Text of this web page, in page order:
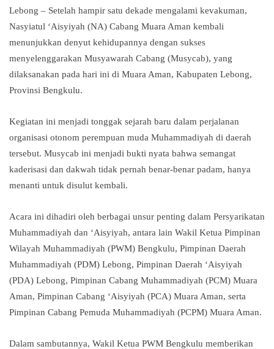
Lebong – Setelah hampir satu dekade mengalami kevakuman,
Nasyiatul ‘Aisyiyah (NA) Cabang Muara Aman kembali
menunjukkan denyut kehidupannya dengan sukses
menyelenggarakan Musyawarah Cabang (Musycab), yang
dilaksanakan pada hari ini di Muara Aman, Kabupaten Lebong,
Provinsi Bengkulu.
Kegiatan ini menjadi tonggak sejarah baru dalam perjalanan
organisasi otonom perempuan muda Muhammadiyah di daerah
tersebut. Musycab ini menjadi bukti nyata bahwa semangat
kaderisasi dan dakwah tidak pernah benar-benar padam, hanya
menanti untuk disulut kembali.
Acara ini dihadiri oleh berbagai unsur penting dalam Persyarikatan
Muhammadiyah dan ‘Aisyiyah, antara lain Wakil Ketua Pimpinan
Wilayah Muhammadiyah (PWM) Bengkulu, Pimpinan Daerah
Muhammadiyah (PDM) Lebong, Pimpinan Daerah ‘Aisyiyah
(PDA) Lebong, Pimpinan Cabang Muhammadiyah (PCM) Muara
Aman, Pimpinan Cabang ‘Aisyiyah (PCA) Muara Aman, serta
Pimpinan Cabang Pemuda Muhammadiyah (PCPM) Muara Aman.
Dalam sambutannya, Wakil Ketua PWM Bengkulu memberikan